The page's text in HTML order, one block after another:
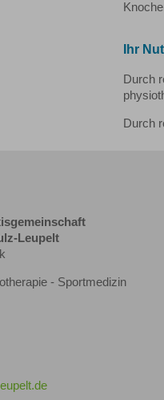
Ihr
Durch
Durch
Leupelt
- Sportmedizin